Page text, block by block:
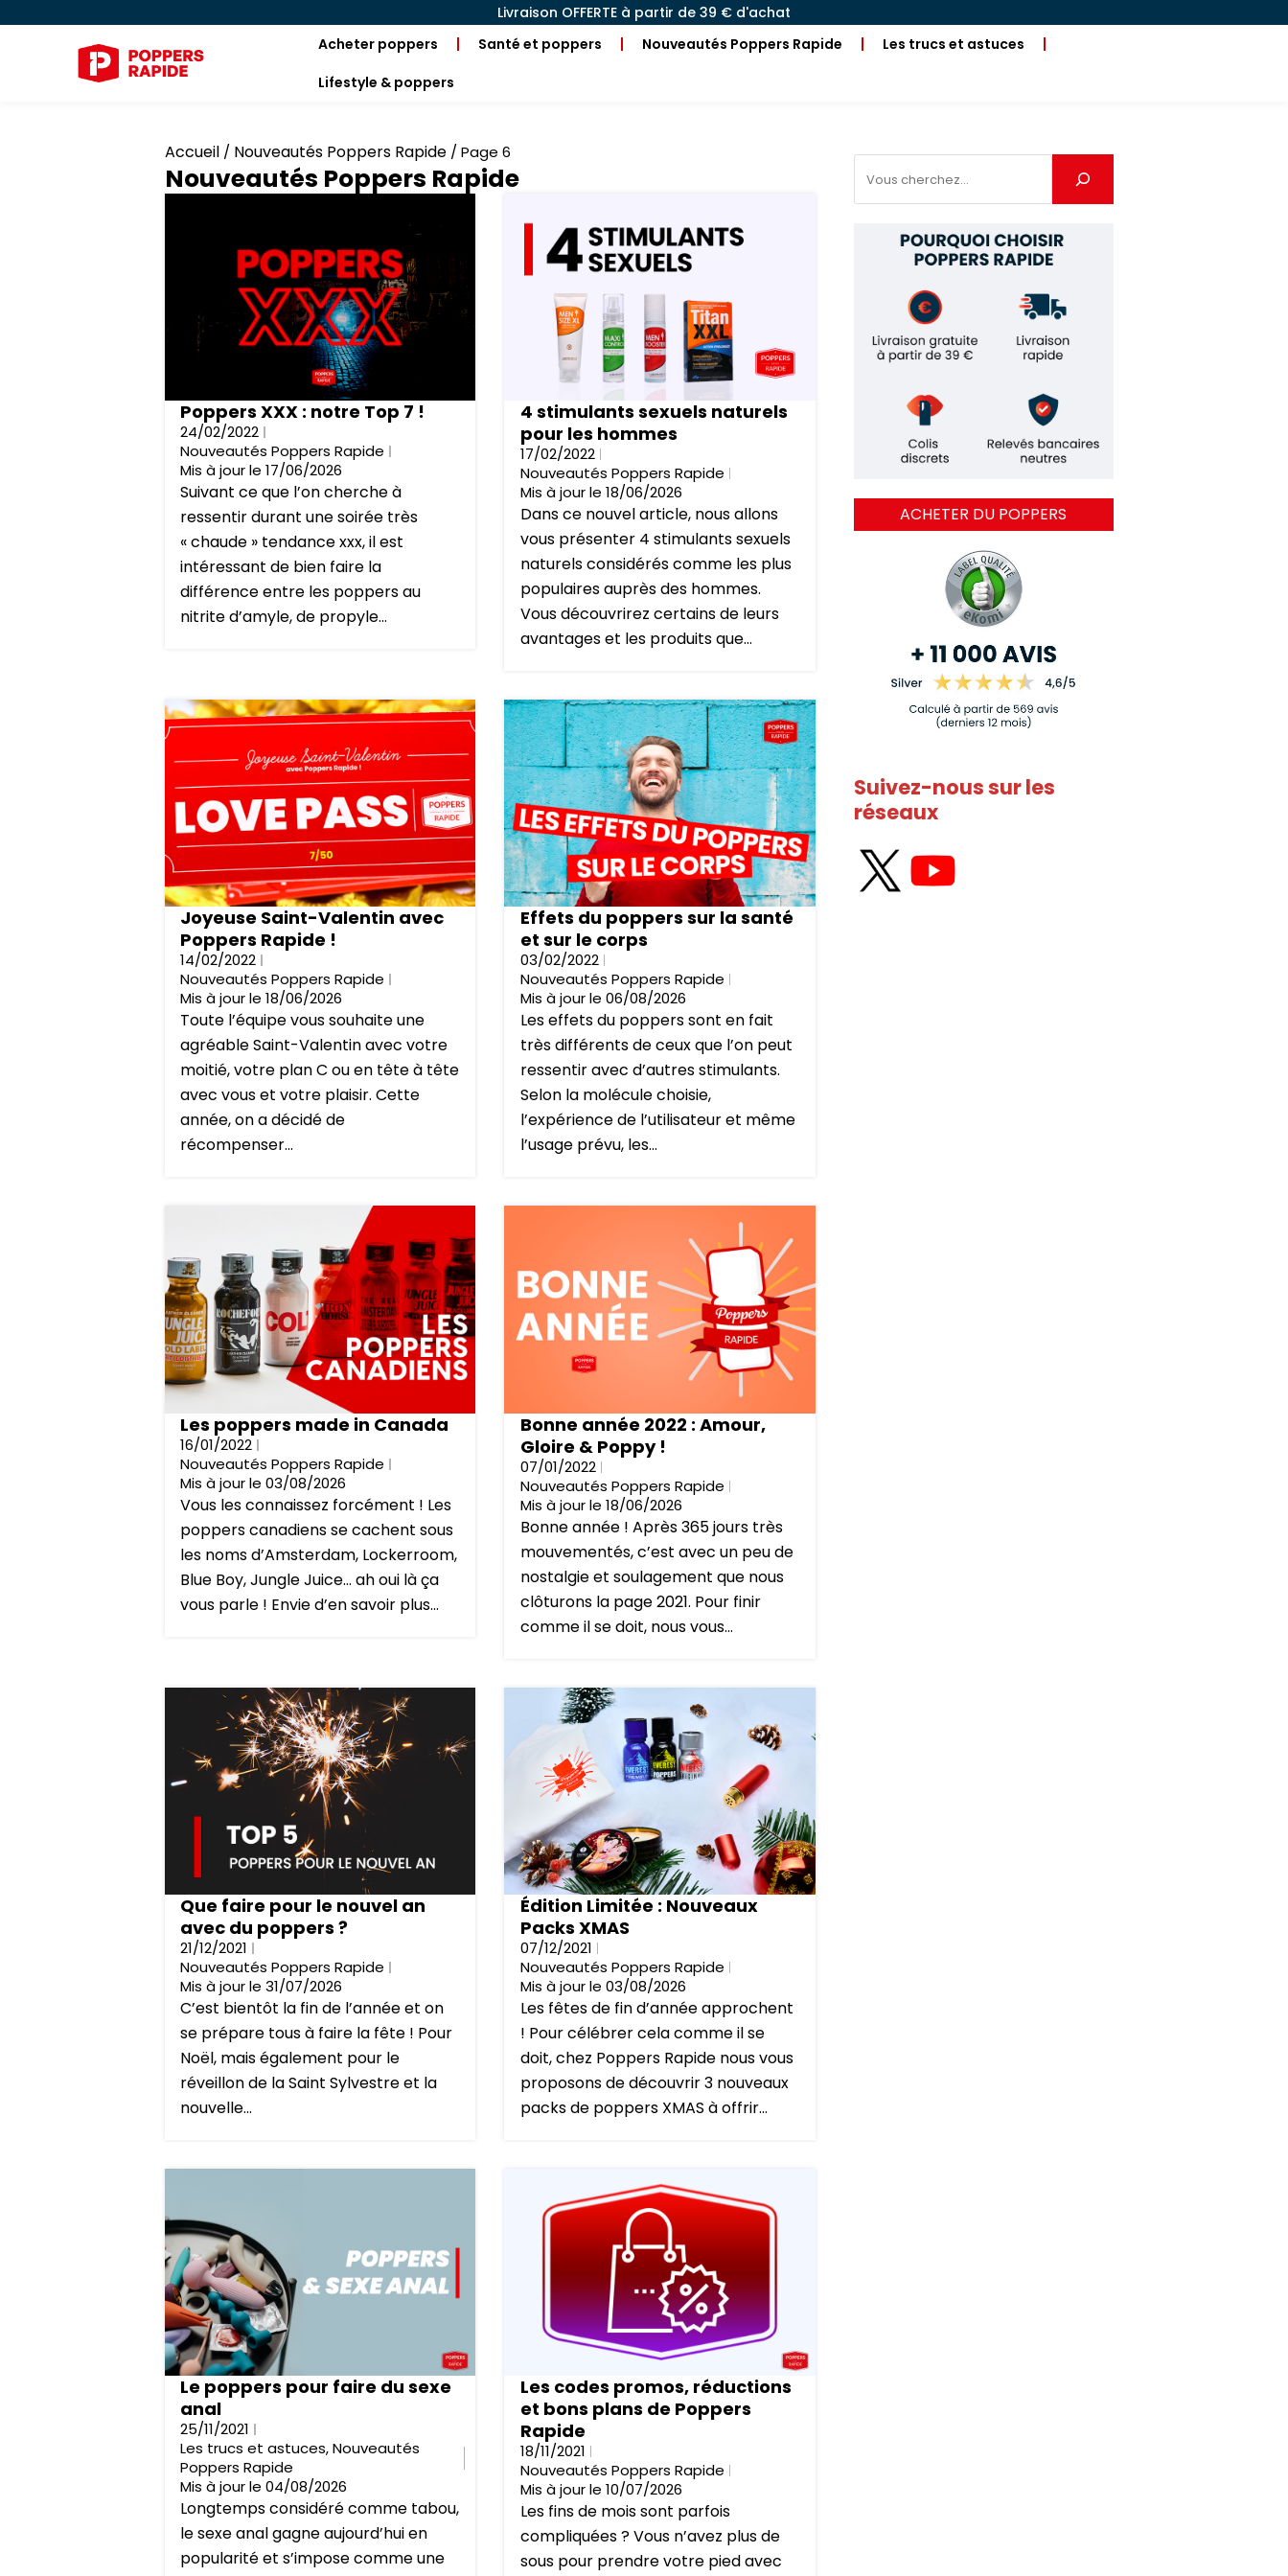
Livraison OFFERTE à partir de 39 € d'achat
Acheter poppers
Santé et poppers Nouveautés Poppers Rapide
Les trucs et astuces
Lifestyle & poppers
Accueil / Nouveautés Poppers Rapide / Page 6
Nouveautés Poppers Rapide
Poppers XXX : notre Top 7 !
24/02/2022
Nouveautés Poppers Rapide
Mis à jour le 17/06/2026
Suivant ce que l’on cherche à
ressentir durant une soirée très
« chaude » tendance xxx, il est
intéressant de bien faire la
différence entre les poppers au
nitrite d’amyle, de propyle...
4 stimulants sexuels naturels
pour les hommes
17/02/2022
Nouveautés Poppers Rapide
Mis à jour le 18/06/2026
Dans ce nouvel article, nous allons
vous présenter 4 stimulants sexuels
naturels considérés comme les plus
populaires auprès des hommes.
Vous découvrirez certains de leurs
avantages et les produits que...
Joyeuse Saint-Valentin avec
Poppers Rapide !
14/02/2022
Nouveautés Poppers Rapide
Mis à jour le 18/06/2026
Toute l’équipe vous souhaite une
agréable Saint-Valentin avec votre
moitié, votre plan C ou en tête à tête
avec vous et votre plaisir. Cette
année, on a décidé de
récompenser...
Effets du poppers sur la santé
et sur le corps
03/02/2022
Nouveautés Poppers Rapide
Mis à jour le 06/08/2026
Les effets du poppers sont en fait
très différents de ceux que l’on peut
ressentir avec d’autres stimulants.
Selon la molécule choisie,
l’expérience de l’utilisateur et même
l’usage prévu, les...
Les poppers made in Canada
16/01/2022
Nouveautés Poppers Rapide
Mis à jour le 03/08/2026
Vous les connaissez forcément ! Les
poppers canadiens se cachent sous
les noms d’Amsterdam, Lockerroom,
Blue Boy, Jungle Juice… ah oui là ça
vous parle ! Envie d’en savoir plus...
Bonne année 2022 : Amour,
Gloire & Poppy !
07/01/2022
Nouveautés Poppers Rapide
Mis à jour le 18/06/2026
Bonne année ! Après 365 jours très
mouvementés, c’est avec un peu de
nostalgie et soulagement que nous
clôturons la page 2021. Pour finir
comme il se doit, nous vous...
Que faire pour le nouvel an
avec du poppers ?
21/12/2021
Nouveautés Poppers Rapide
Mis à jour le 31/07/2026
C’est bientôt la fin de l’année et on
se prépare tous à faire la fête ! Pour
Noël, mais également pour le
réveillon de la Saint Sylvestre et la
nouvelle...
Édition Limitée : Nouveaux
Packs XMAS
07/12/2021
Nouveautés Poppers Rapide
Mis à jour le 03/08/2026
Les fêtes de fin d’année approchent
! Pour célébrer cela comme il se
doit, chez Poppers Rapide nous vous
proposons de découvrir 3 nouveaux
packs de poppers XMAS à offrir...
Le poppers pour faire du sexe
anal
25/11/2021
Les trucs et astuces,Nouveautés
Poppers Rapide
Mis à jour le 04/08/2026
Longtemps considéré comme tabou,
le sexe anal gagne aujourd’hui en
popularité et s’impose comme une
Les codes promos, réductions
et bons plans de Poppers
Rapide
18/11/2021
Nouveautés Poppers Rapide
Mis à jour le 10/07/2026
Les fins de mois sont parfois
compliquées ? Vous n’avez plus de
sous pour prendre votre pied avec
ACHETER DU POPPERS
Suivez-nous sur les
réseaux